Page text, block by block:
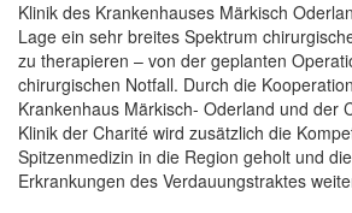
Klinik des Krankenhauses Märkisch
Lage ein sehr breites Spektrum
zu therapieren – von der geplanten
chirurgischen Notfall. Durch die
Krankenhaus Märkisch- Oderland und der
Klinik der Charité wird zusätzlich die
Spitzenmedizin in die Region geholt und
Erkrankungen des Verdauungstraktes